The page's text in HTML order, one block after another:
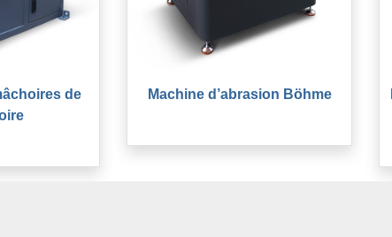
de
Machine d’abrasion Böhme